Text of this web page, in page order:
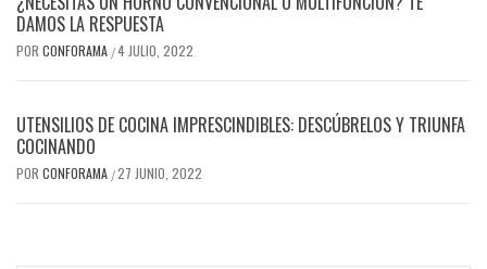
DAMOS LA RESPUESTA
POR CONFORAMA /4 JULIO, 2022
UTENSILIOS DE COCINA IMPRESCINDIBLES: DESCÚBRELOS Y TRIUNFA
COCINANDO
POR CONFORAMA /27 JUNIO, 2022